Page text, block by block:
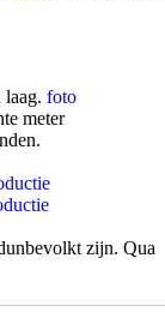
laag. foto
meter
zijn. Qua